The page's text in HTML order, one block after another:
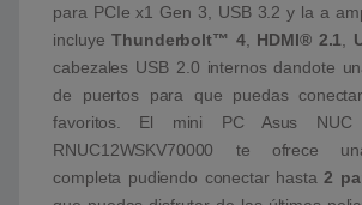
para PCIe x1 Gen 3, USB 3.2 y la a
incluyeThunderbolt™ 4, HDMI® 2.1
cabezales USB 2.0 internos dandote
de puertos para que puedas
favoritos. El mini PC Asus
RNUC12WSKV70000 te ofrece
completa pudiendo conectar hasta2